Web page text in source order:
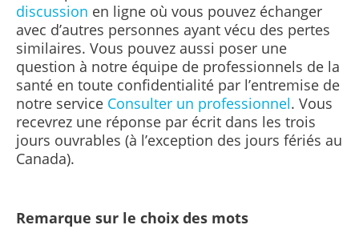
discussion en ligne où vous pouvez échanger
avec d’autres personnes ayant vécu des pertes
similaires. Vous pouvez aussi poser une
question à notre équipe de professionnels de la
santé en toute confidentialité par l’entremise de
notre service Consulter un professionnel. Vous
recevrez une réponse par écrit dans les trois
jours ouvrables (à l’exception des jours fériés au
Canada).
Remarque sur le choix des mots